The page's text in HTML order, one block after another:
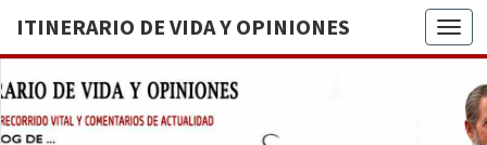
ITINERARIO DE VIDA Y OPINIONES